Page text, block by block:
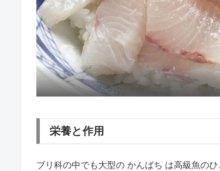
栄養と作用
ブリ科の中でも大型の かんばち は高級魚の